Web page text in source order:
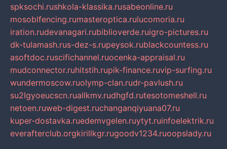
spksochi.rushkola-klassika.rusabeonline.ru
mosoblfencing.rumasteroptica.rulucomoria.ru
iration.rudevanagari.rubiblioverde.ruigro-pictures.ru
dk-tulamash.rus-dez-s.rupeysok.rublackcountess.ru
asoftdoc.ruscifichannel.ruocenka-appraisal.ru
mudconnector.ruhitstih.rupik-finance.ruvip-surfing.ru
wundermoscow.ruolymp-clan.rudr-pavlush.ru
su2lgyoeucscn.ruallkmv.rudhgfd.rutesotomeshell.ru
netoen.ruweb-digest.ruchanganqiyuana07.ru
kuper-dostavka.ruedemvgelen.ruytyt.ruinfoelektrik.ru
everafterclub.orgkirillkgr.rugoodv1234.ruoopslady.ru